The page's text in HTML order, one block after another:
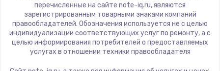
Hiper
Evga
Google
Echips
перечисленные на сайте note-iq.ru, являются
зарегистрированным товарными знаками компаний
правообладателей. Обозначения используется не с целью
индивидуализации соответствующих услуг по ремонту, а с
целью информирования потребителей о предоставляемых
услугах в отношении техники правообладателя